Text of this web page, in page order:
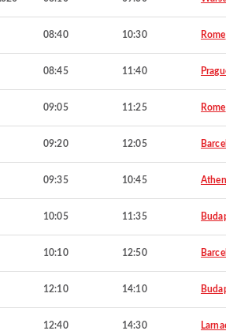
08:40 10:30 Rome
08:45 11:40
09:05 11:25 Rome
09:20 12:05
09:35 10:45
10:05 11:35
10:10 12:50
12:10 14:10
12:40 14:30